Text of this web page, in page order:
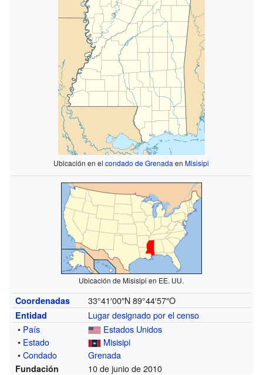
Ubicación en elcondado de Grenada enMisisipi
Ubicación de Misisipi en EE. UU.
Coordenadas 33°41′00″N 89°44′57″O
Entidad
Lugar designado por el censo
• País
Estados Unidos
• Estado
Misisipi
•Condado Grenada
Fundación 10 de junio de 2010